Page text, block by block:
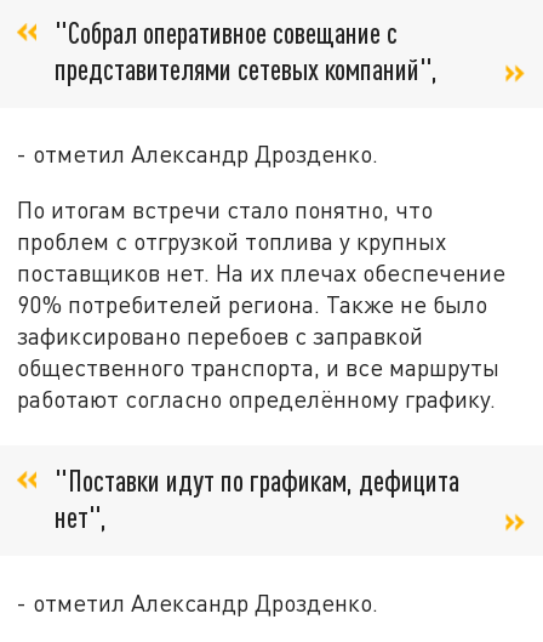
"Собрал оперативное совещание с
представителями сетевых компаний",
- отметил Александр Дрозденко.
По итогам встречи стало понятно, что
проблем с отгрузкой топлива у крупных
поставщиков нет. На их плечах обеспечение
90% потребителей региона. Также не было
зафиксировано перебоев с заправкой
общественного транспорта, и все маршруты
работают согласно определённому графику.
"Поставки идут по графикам, дефицита
нет",
- отметил Александр Дрозденко.